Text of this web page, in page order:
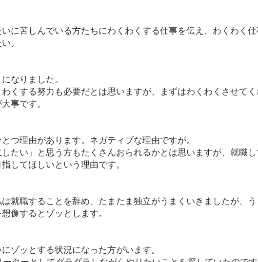
に苦しんでいる方たちにわくわくする仕事を伝え、 わくわく
。
なりました。
くする努力も必要だとは思いますが、まずはわくわくさせてく
事です。
つ理由があります。ネガティブな理由ですが。
たい」と思う方もたくさんおられるかとは思いますが、 就職
指してほしいという理由です。
就職することを辞め、たまたま独立がうまくいきましたが、
像するとゾッとします。
ゾッとする状況になった方がいます。